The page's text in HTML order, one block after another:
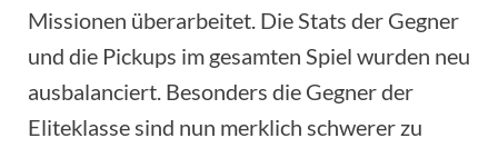
Missionen überarbeitet. Die Stats der Gegner
und die Pickups im gesamten Spiel wurden neu
ausbalanciert. Besonders die Gegner der
Eliteklasse sind nun merklich schwerer zu